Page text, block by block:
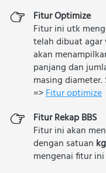
Fitur Optimize
Fitur ini utk
telah dibuat
akan
panjang dan
masing
=> Fitur optimize
Fitur Rekap BBS
Fitur ini akan
dengan satuan kg
mengenai fitur